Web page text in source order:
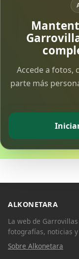
Accede a fotos,
parte más
ALKONETARA
La web de
fotografías, noticias
Sobre Alkonetara